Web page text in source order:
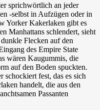
sprichwörtlich an jeder
-selbst in Aufzügen oder in
Yorker Kakerlaken gibt es
Manhattans schlendert, sieht
Flecken auf den
des Empire State
wären Kaugummis, die
auf den Boden spuckten.
schockiert fest, das es sich
handelt, die aus den
Passanten